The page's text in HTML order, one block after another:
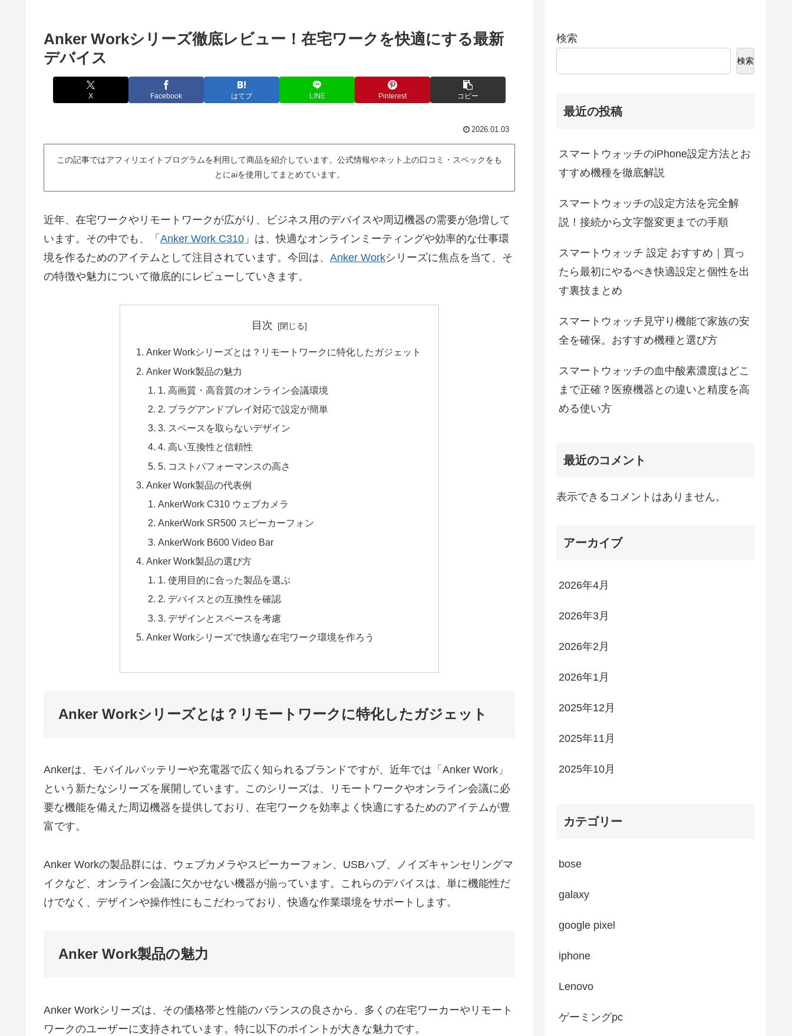
Anker Workシリーズ徹底レビュー！在宅ワークを快適にする最新
デバイス
X Facebook はてブ LINE Pinterest コピー
2026.01.03
この記事ではアフィリエイトプログラムを利用して商品を紹介しています。公式情報やネット上の口コミ・スペックをも
とにaiを使用してまとめています。
近年、在宅ワークやリモートワークが広がり、ビジネス用のデバイスや周辺機器の需要が急増して
います。その中でも、「 Anker Work C310 」は、快適なオンラインミーティングや効率的な仕事環
境を作るためのアイテムとして注目されています。今回は、 Anker Workシリーズに焦点を当て、そ
の特徴や魅力について徹底的にレビューしていきます。
目次
Anker Workシリーズとは？リモートワークに特化したガジェット
Anker Work製品の魅力
1. 高画質・高音質のオンライン会議環境
2. プラグアンドプレイ対応で設定が簡単
3. スペースを取らないデザイン
4. 高い互換性と信頼性
5. コストパフォーマンスの高さ
Anker Work製品の代表例
AnkerWork C310 ウェブカメラ
AnkerWork SR500 スピーカーフォン
AnkerWork B600 Video Bar
Anker Work製品の選び方
1. 使用目的に合った製品を選ぶ
2. デバイスとの互換性を確認
3. デザインとスペースを考慮
Anker Workシリーズで快適な在宅ワーク環境を作ろう
Anker Workシリーズとは？リモートワークに特化したガジェット
Ankerは、モバイルバッテリーや充電器で広く知られるブランドですが、近年では「Anker Work」
という新たなシリーズを展開しています。このシリーズは、リモートワークやオンライン会議に必
要な機能を備えた周辺機器を提供しており、在宅ワークを効率よく快適にするためのアイテムが豊
富です。
Anker Workの製品群には、ウェブカメラやスピーカーフォン、USBハブ、ノイズキャンセリングマ
イクなど、オンライン会議に欠かせない機器が揃っています。これらのデバイスは、単に機能性だ
けでなく、デザインや操作性にもこだわっており、快適な作業環境をサポートします。
Anker Work製品の魅力
Anker Workシリーズは、その価格帯と性能のバランスの良さから、多くの在宅ワーカーやリモート
ワークのユーザーに支持されています。特に以下のポイントが大きな魅力です。
検索
検索
最近の投稿
スマートウォッチのiPhone設定方法とお
すすめ機種を徹底解説
スマートウォッチの設定方法を完全解
説！接続から文字盤変更までの手順
スマートウォッチ 設定 おすすめ｜買っ
たら最初にやるべき快適設定と個性を出
す裏技まとめ
スマートウォッチ見守り機能で家族の安
全を確保。おすすめ機種と選び方
スマートウォッチの血中酸素濃度はどこ
まで正確？医療機器との違いと精度を高
める使い方
最近のコメント
表示できるコメントはありません。
アーカイブ
2026年4月
2026年3月
2026年2月
2026年1月
2025年12月
2025年11月
2025年10月
カテゴリー
bose
galaxy
google pixel
iphone
Lenovo
ゲーミングpc